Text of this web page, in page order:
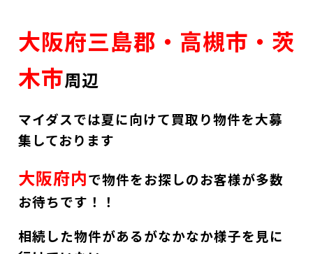
大阪府三島郡・高槻市・茨
木市周辺
マイダスでは夏に向けて買取り物件を大募
集しております
大阪府内で物件をお探しのお客様が多数
お待ちです！！
相続した物件があるがなかなか様子を見に